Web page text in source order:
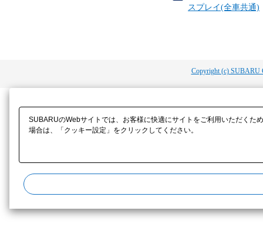
スプレイ(全車共通)
Copyright (c) SUBARU
SUBARUのWebサイトでは、お客様に快適にサイトをご利用いただく
場合は、「クッキー設定」をクリックしてください。​